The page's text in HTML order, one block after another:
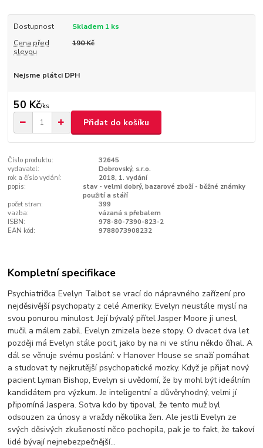
Dostupnost
Skladem 1 ks
Cena před
slevou
190 Kč
Nejsme plátci DPH
50 Kč/ks
Přidat do košíku
Číslo produktu:
32645
vydavatel:
Dobrovský, s.r.o.
rok a číslo vydání:
2018, 1. vydání
popis:
stav - velmi dobrý, bazarové zboží - běžné známky
použití a stáří
počet stran:
399
vazba:
vázaná s přebalem
ISBN:
978-80-7390-823-2
EAN kód:
9788073908232
Kompletní specifikace
Psychiatrička Evelyn Talbot se vrací do nápravného zařízení pro
nejděsivější psychopaty z celé Ameriky. Evelyn neustále myslí na
svou ponurou minulost. Její bývalý přítel Jasper Moore ji unesl,
mučil a málem zabil. Evelyn zmizela beze stopy. O dvacet dva let
později má Evelyn stále pocit, jako by na ni ve stínu někdo číhal. A
dál se věnuje svému poslání: v Hanover House se snaží pomáhat
a studovat ty nejkrutější psychopatické mozky. Když je přijat nový
pacient Lyman Bishop, Evelyn si uvědomí, že by mohl být ideálním
kandidátem pro výzkum. Je inteligentní a důvěryhodný, velmi jí
připomíná Jaspera. Sotva kdo by tipoval, že tento muž byl
odsouzen za únosy a vraždy několika žen. Ale jestli Evelyn ze
svých děsivých zkušeností něco pochopila, pak je to fakt, že takoví
lidé bývají nejnebezpečnější...